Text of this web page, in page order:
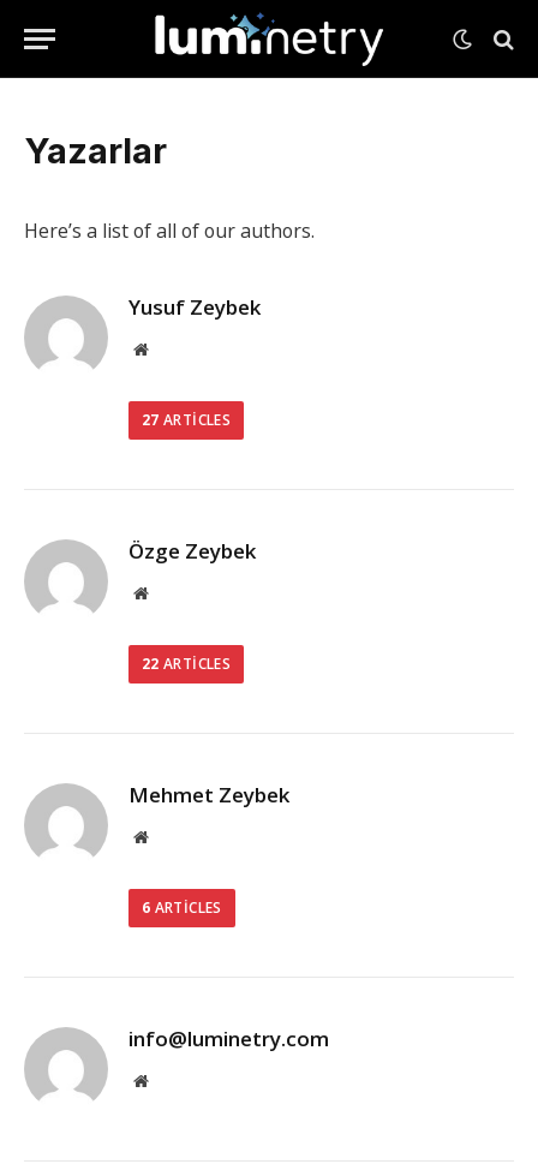
Yazarlar
Here’s a list of all of our authors.
Yusuf Zeybek
Web
27 ARTICLES
Özge Zeybek
Web
22 ARTICLES
Mehmet Zeybek
Web
6 ARTICLES
info@luminetry.com
Web